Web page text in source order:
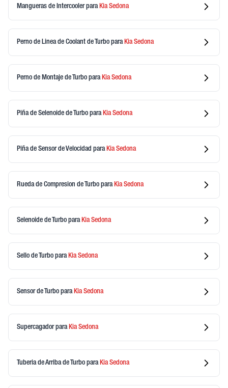
Mangueras de Intercoolerpara KiaSedona
Perno de Linea de Coolant de Turbo para KiaSedona
Perno de Montaje de Turbo para KiaSedona
Piña de Selenoide de Turbo para KiaSedona
Piña de Sensor de Velocidad para KiaSedona
Rueda de Compresion de Turbo para KiaSedona
Selenoide de Turbo para KiaSedona
Sello de Turbo para KiaSedona
Sensor de Turbo para KiaSedona
Supercagadorpara KiaSedona
Tuberia de Arriba de Turbo para KiaSedona